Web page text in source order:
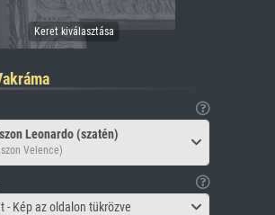
Leonardo (szatén)
Velence)
- Kép az oldalon tükrözve